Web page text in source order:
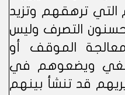
ترهقهم وتزيد
التصرف وليس
الموقف أو
ويضعوهم في
قد تنشأ بينهم